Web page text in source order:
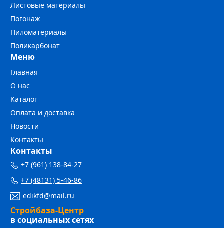
Листовые материалы
Погонаж
Пиломатериалы
Поликарбонат
Меню
Главная
О нас
Каталог
Оплата и доставка
Новости
Контакты
Контакты
+7 (961) 138-84-27
+7 (48131) 5-46-86
edikfd@mail.ru
Стройбаза-Центр
в социальных сетях